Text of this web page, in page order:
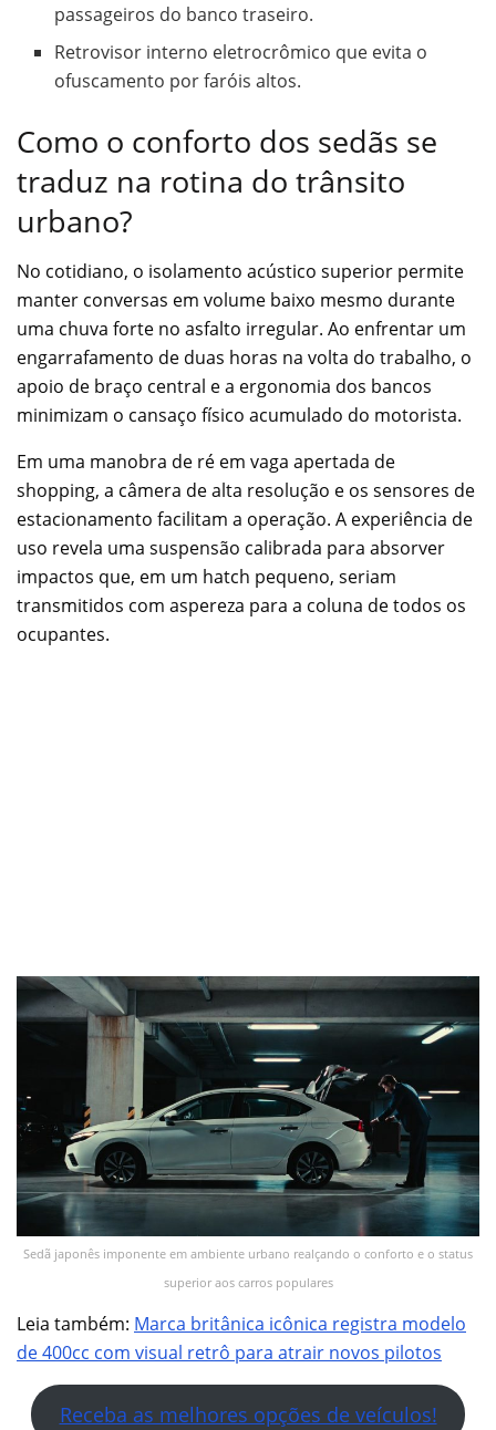
passageiros do banco traseiro.
Retrovisor interno eletrocrômico que evita o
ofuscamento por faróis altos.
Como o conforto dos sedãs se
traduz na rotina do trânsito
urbano?
No cotidiano, o isolamento acústico superior permite
manter conversas em volume baixo mesmo durante
uma chuva forte no asfalto irregular. Ao enfrentar um
engarrafamento de duas horas na volta do trabalho, o
apoio de braço central e a ergonomia dos bancos
minimizam o cansaço físico acumulado do motorista.
Em uma manobra de ré em vaga apertada de
shopping, a câmera de alta resolução e os sensores de
estacionamento facilitam a operação. A experiência de
uso revela uma suspensão calibrada para absorver
impactos que, em um hatch pequeno, seriam
transmitidos com aspereza para a coluna de todos os
ocupantes.
Sedã japonês imponente em ambiente urbano realçando o conforto e o status
superior aos carros populares
Leia também: Marca britânica icônica registra modelo
de 400cc com visual retrô para atrair novos pilotos
Receba as melhores opções de veículos!